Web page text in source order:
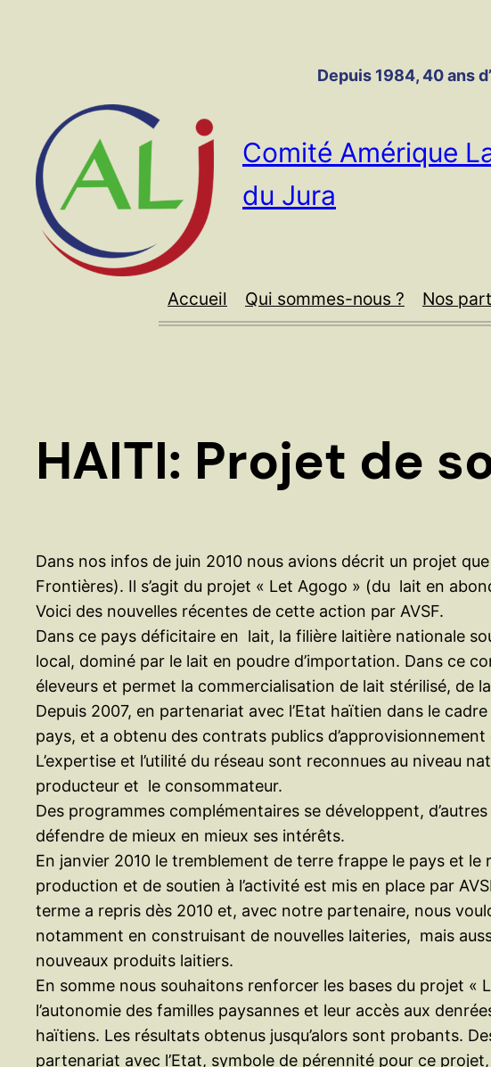
Depuis 1984, 40 ans
Comité Amérique
du Jura
Accueil Qui sommes-nous ? Nos
HAITI: Projet de
Dans nos infos de juin 2010 nous avions décrit un projet
Frontières). Il s’agit du projet « Let Agogo » (du lait en
Voici des nouvelles récentes de cette action par AVSF.
Dans ce pays déficitaire en lait, la filière laitière nationale
local, dominé par le lait en poudre d’importation. Dans ce
éleveurs et permet la commercialisation de lait stérilisé, de
Depuis 2007, en partenariat avec l’Etat haïtien dans le
pays, et a obtenu des contrats publics
L’expertise et l’utilité du réseau sont reconnues au niveau
producteur et le consommateur.
Des programmes complémentaires se développent,
défendre de mieux en mieux ses intérêts.
En janvier 2010 le tremblement de terre frappe le pays et le
production et de soutien à l’activité est mis en place par
terme a repris dès 2010 et, avec notre partenaire, nous
notamment en construisant de nouvelles laiteries, mais
nouveaux produits laitiers.
En somme nous souhaitons renforcer les bases du projet «
l’autonomie des familles paysannes et leur accès aux
haïtiens. Les résultats obtenus jusqu’alors sont probants.
partenariat avec l’Etat, symbole de pérennité pour ce